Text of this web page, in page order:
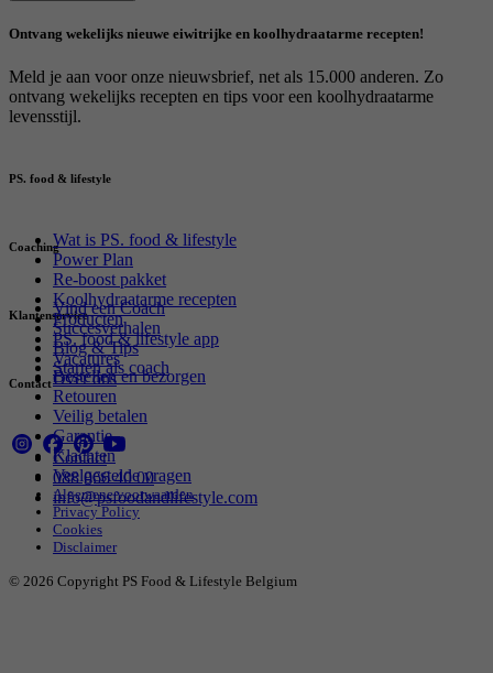
Ontvang wekelijks nieuwe eiwitrijke en koolhydraatarme recepten!
Meld je aan voor onze nieuwsbrief, net als 15.000 anderen. Zo
ontvang wekelijks recepten en tips voor een koolhydraatarme
levensstijl.
PS. food & lifestyle
Wat is PS. food & lifestyle
Power Plan
Re-boost pakket
Koolhydraatarme recepten
Producten
PS. food & lifestyle app
Vacatures
Over ons
Coaching
Vind een Coach
Succesverhalen
Blog & Tips
Starten als coach
Klantenservice
Bestellen en bezorgen
Retouren
Veilig betalen
Garantie
Klachten
Veelgestelde vragen
Contact
Contact
088 066 40 00
info@psfoodandlifestyle.com
Algemene voorwaarden
Privacy Policy
Cookies
Disclaimer
© 2026 Copyright PS Food & Lifestyle Belgium